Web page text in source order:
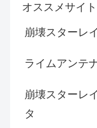
オススメサイト
崩壊スターレ
ライムアンテ
崩壊スターレ
タ